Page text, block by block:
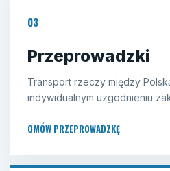
03
Przeprowadzki
Transport rzeczy między
indywidualnym uzgodnieniu
OMÓW PRZEPROWADZKĘ